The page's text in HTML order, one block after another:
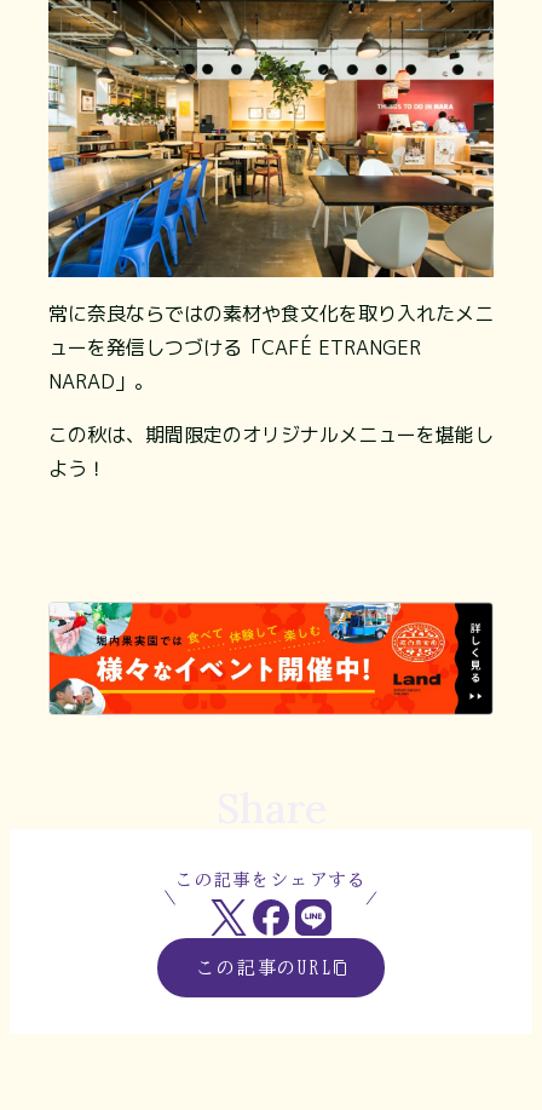
常に奈良ならではの素材や食文化を取り入れたメニ
ューを発信しつづける「CAFÉ ETRANGER
NARAD」。
この秋は、期間限定のオリジナルメニューを堪能し
よう！
この記事をシェアする
この記事のURL